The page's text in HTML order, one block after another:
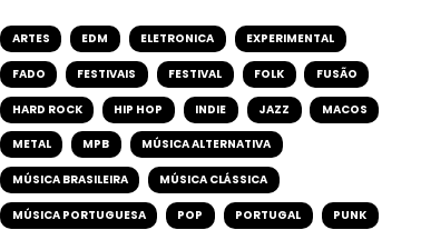
ARTES EDM ELETRONICA EXPERIMENTAL
FADO FESTIVAIS FESTIVAL FOLK FUSÃO
HARD ROCK HIP HOP INDIE JAZZ MACOS
METAL MPB MÚSICA ALTERNATIVA
MÚSICA BRASILEIRA MÚSICA CLÁSSICA
MÚSICA PORTUGUESA POP PORTUGAL PUNK